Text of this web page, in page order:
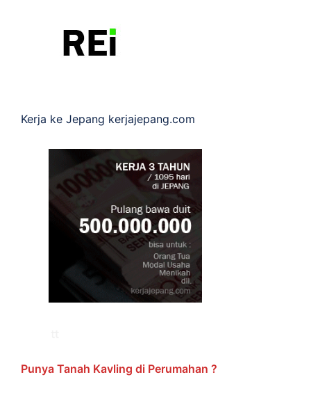
Kerja ke Jepang kerjajepang.com
Punya Tanah Kavling di Perumahan ?